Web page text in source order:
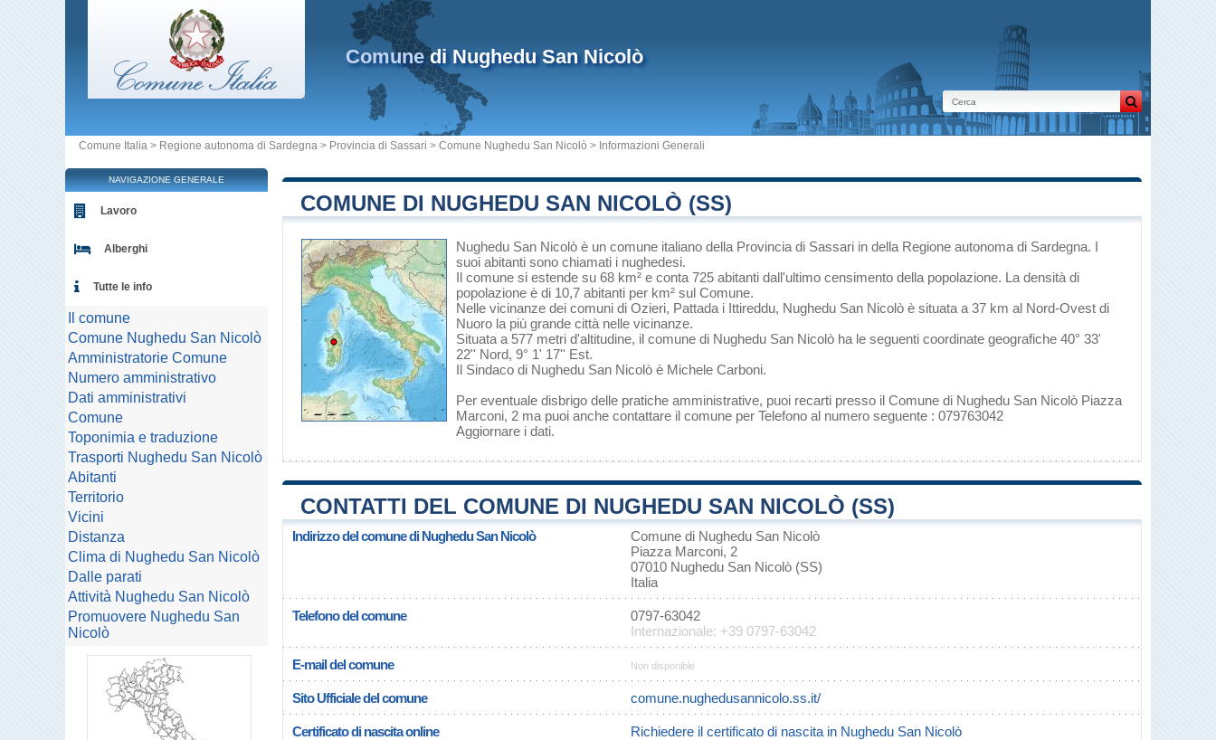
Comunedi Nughedu San Nicolò
Comune Italia > Regione autonoma di Sardegna > Provincia di Sassari > Comune Nughedu San Nicolò > Informazioni Generali
COMUNE DI NUGHEDU SAN NICOLÒ (SS)
Nughedu San Nicolò è un comune italiano della Provincia di Sassari in della Regione autonoma di Sardegna. I
suoi abitanti sono chiamati i nughedesi.
Il comune si estende su 68 km² e conta 725 abitanti dall'ultimo censimento della popolazione. La densità di
popolazione è di 10,7 abitanti per km² sul Comune.
Nelle vicinanze dei comuni di Ozieri, Pattada i Ittireddu, Nughedu San Nicolò è situata a 37 km al Nord-Ovest di
Nuoro la più grande città nelle vicinanze.
Situata a 577 metri d'altitudine, il comune di Nughedu San Nicolò ha le seguenti coordinate geografiche 40° 33'
22'' Nord, 9° 1' 17'' Est.
Il Sindaco di Nughedu San Nicolò è Michele Carboni.
Per eventuale disbrigo delle pratiche amministrative, puoi recarti presso il Comune di Nughedu San Nicolò Piazza
Marconi, 2 ma puoi anche contattare il comune per Telefono al numero seguente : 079763042
Aggiornare i dati.
CONTATTI DEL COMUNE DI NUGHEDU SAN NICOLÒ (SS)
Indirizzo del comune di Nughedu San Nicolò
Comune di Nughedu San Nicolò
Piazza Marconi, 2
07010 Nughedu San Nicolò (SS)
Italia
Telefono del comune
0797-63042
Internazionale: +39 0797-63042
E-mail del comune Non disponible
Sito Ufficiale del comune comune.nughedusannicolo.ss.it/
Certificato di nascita online Richiedere il certificato di nascita in Nughedu San Nicolò
NAVIGAZIONE GENERALE
Lavoro
Alberghi
Tutte le info
Il comune
Comune Nughedu San Nicolò
Amministratorie Comune
Numero amministrativo
Dati amministrativi
Comune
Toponimia e traduzione
Trasporti Nughedu San Nicolò
Abitanti
Territorio
Vicini
Distanza
Clima di Nughedu San Nicolò
Dalle parati
Attività Nughedu San Nicolò
Promuovere Nughedu San
Nicolò